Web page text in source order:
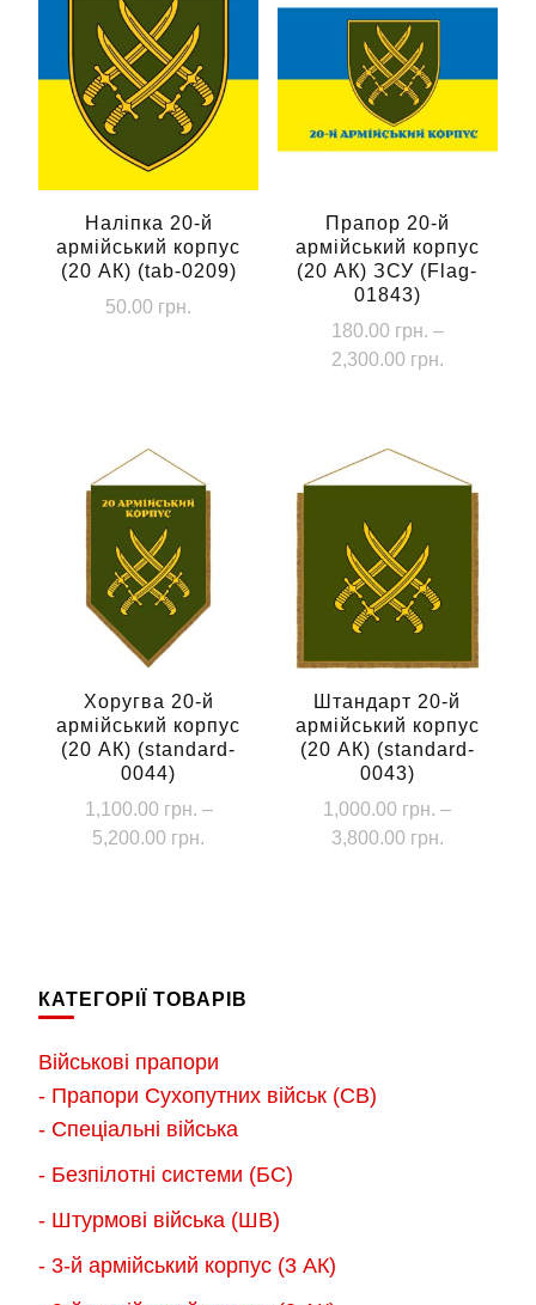
Наліпка 20-й
армійський корпус
(20 АК) (tab-0209)
50.00 грн.
Прапор 20-й
армійський корпус
(20 АК) ЗСУ (Flag-
01843)
180.00 грн. –
2,300.00 грн.
до
2,300.00
має
варіантів.
Параметри
можна
вибрати
на
сторінці
товару
Хоругва 20-й
армійський корпус
(20 АК) (standard-
0044)
1,100.00 грн. –
5,200.00 грн.
варіантів.
можна
вибрати
сторінці
товару
Штандарт 20-й
армійський корпус
(20 АК) (standard-
0043)
1,000.00 грн. –
3,800.00 грн.
КАТЕГОРІЇ ТОВАРІВ
Військові прапори
- Прапори Сухопутних військ (СВ)
- Спеціальні війська
- Безпілотні системи (БС)
- Штурмові війська (ШВ)
- 3-й армійський корпус (3 АК)